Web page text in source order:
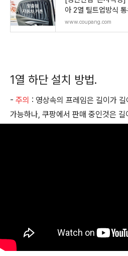
아 2열 틸트업방식
www.coupang.com
1열 하단 설치 방법.
- 주의 : 영상속의 프레임은 길이가
가능하나, 쿠팡에서 판매 중인것은 길